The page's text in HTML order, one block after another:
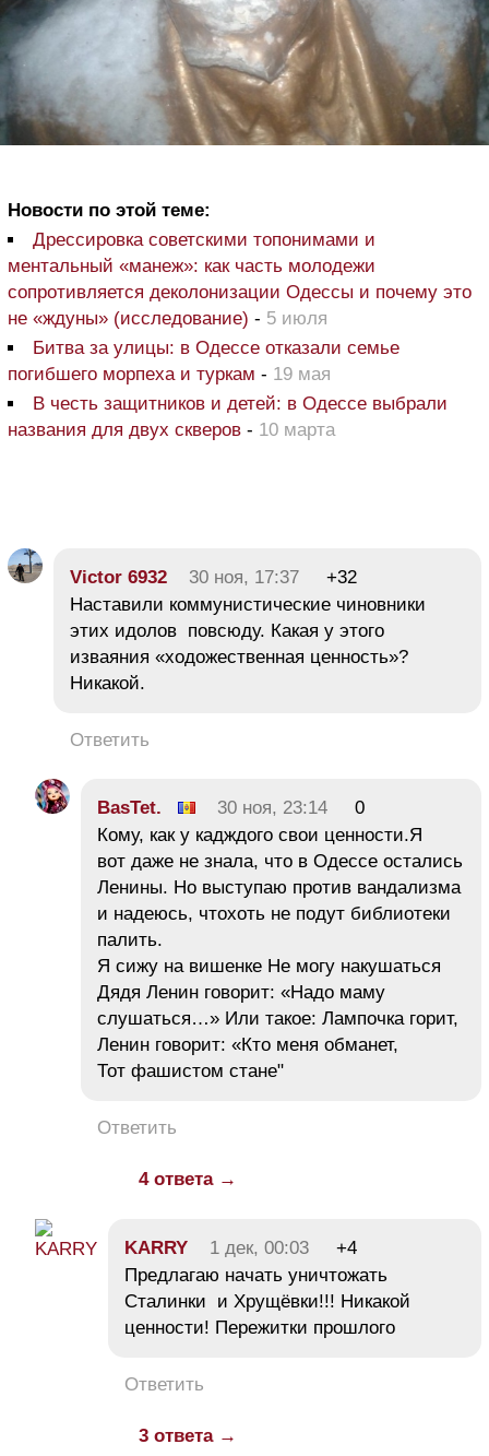
Новости по этой теме:
Дрессировка советскими топонимами и
ментальный «манеж»: как часть молодежи
сопротивляется деколонизации Одессы и почему это
не «ждуны» (исследование) - 5 июля
Битва за улицы: в Одессе отказали семье
погибшего морпеха и туркам - 19 мая
В честь защитников и детей: в Одессе выбрали
названия для двух скверов - 10 марта
Victor 6932 30 ноя, 17:37
+32
Наставили коммунистические чиновники
этих идолов повсюду. Какая у этого
изваяния «ходожественная ценность»?
Никакой.
Ответить
BasTet. 30 ноя, 23:14
0
Кому, как у кадждого свои ценности.Я
вот даже не знала, что в Одессе остались
Ленины. Но выступаю против вандализма
и надеюсь, чтохоть не подут библиотеки
палить.
Я сижу на вишенке Не могу накушаться
Дядя Ленин говорит: «Надо маму
слушаться…» Или такое: Лампочка горит,
Ленин говорит: «Кто меня обманет,
Тот фашистом стане"
Ответить
4 ответа →
KARRY 1 дек, 00:03
+4
Предлагаю начать уничтожать
Сталинки и Хрущёвки!!! Никакой
ценности! Пережитки прошлого
Ответить
3 ответа →